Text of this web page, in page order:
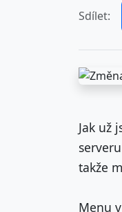
Sdílet:
Jak už
takže
Menu